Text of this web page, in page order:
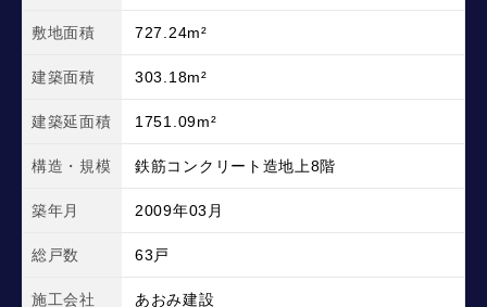
敷地面積 727.24m²
建築面積 303.18m²
建築延面積 1751.09m²
構造・規模 鉄筋コンクリート造地上8階
築年月 2009年03月
総戸数 63戸
施工会社 あおみ建設